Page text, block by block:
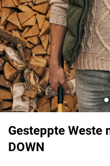
Gesteppte Weste
DOWN